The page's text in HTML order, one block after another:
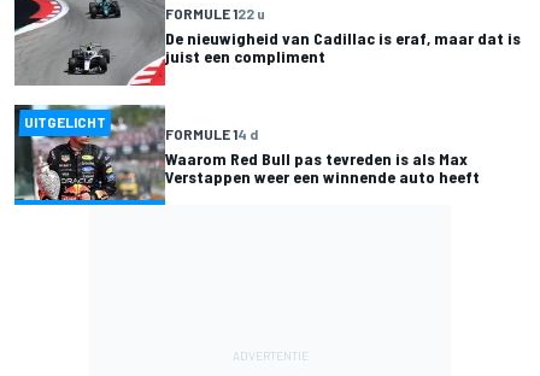
FORMULE 122 u
De nieuwigheid van Cadillac is eraf, maar dat is
juist een compliment
UITGELICHT
FORMULE 14 d
Waarom Red Bull pas tevreden is als Max
Verstappen weer een winnende auto heeft